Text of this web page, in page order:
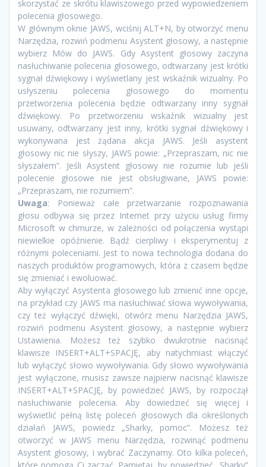
skorzystać ze skrótu klawiszowego przed wypowiedzeniem
polecenia głosowego.
W głównym oknie JAWS, wciśnij ALT+N, by otworzyć menu
Narzędzia, rozwiń podmenu Asystent głosowy, a następnie
wybierz Mów do JAWS. Gdy Asystent głosowy zaczyna
nasłuchiwanie polecenia głosowego, odtwarzany jest krótki
sygnał dźwiękowy i wyświetlany jest wskaźnik wizualny. Po
usłyszeniu polecenia głosowego do momentu
przetworzenia polecenia będzie odtwarzany inny sygnał
dźwiękowy. Po przetworzeniu wskaźnik wizualny jest
usuwany, odtwarzany jest inny, krótki sygnał dźwiękowy i
wykonywana jest żądana akcja JAWS. Jeśli asystent
głosowy nic nie słyszy, JAWS powie: „Przepraszam, nic nie
słyszałem”. Jeśli Asystent głosowy nie rozumie lub jeśli
polecenie głosowe nie jest obsługiwane, JAWS powie:
„Przepraszam, nie rozumiem”.
Uwaga: Ponieważ całe przetwarzanie rozpoznawania
głosu odbywa się przez Internet przy użyciu usług firmy
Microsoft w chmurze, w zależności od połączenia wystąpi
niewielkie opóźnienie. Bądź cierpliwy i eksperymentuj z
różnymi poleceniami. Jest to nowa technologia dodana do
naszych produktów programowych, która z czasem będzie
się zmieniać i ewoluować.
Aby wyłączyć Asystenta głosowego lub zmienić inne opcje,
na przykład czy JAWS ma nasłuchiwać słowa wywoływania,
czy też wyłączyć dźwięki, otwórz menu Narzędzia JAWS,
rozwiń podmenu Asystent głosowy, a następnie wybierz
Ustawienia. Możesz też szybko dwukrotnie nacisnąć
klawisze INSERT+ALT+SPACJĘ, aby natychmiast włączyć
lub wyłączyć słowo wywoływania. Gdy słowo wywoływania
jest wyłączone, musisz zawsze najpierw nacisnąć klawisze
INSERT+ALT+SPACJĘ, by powiedzieć JAWS, by rozpoczął
nasłuchiwanie polecenia. Aby dowiedzieć się więcej i
wyświetlić pełną listę poleceń głosowych dla określonych
działań JAWS, powiedz „Sharky, pomoc”. Możesz też
otworzyć w JAWS menu Narzędzia, rozwinąć podmenu
Asystent głosowy, i wybrać Zaczynamy. Oto kilka poleceń,